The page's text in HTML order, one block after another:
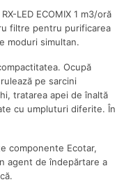
LED ECOMIX 1 m3/oră
filtre pentru purificarea
moduri simultan.
Ocupă
pe sarcini
tratarea apei de înaltă
cu umpluturi diferite. În
componente Ecotar,
agent de îndepărtare a